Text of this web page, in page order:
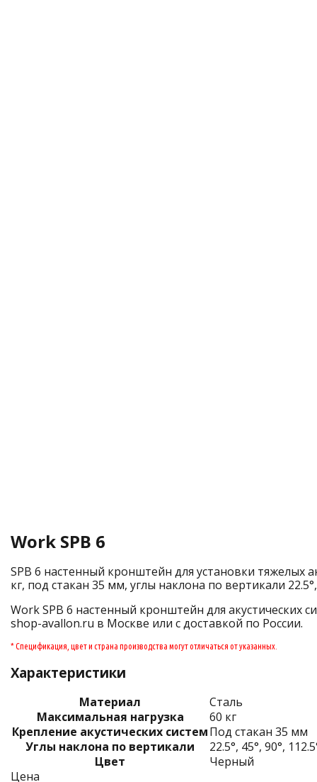
Work SPB 6
SPB 6 настенный кронштейн для установки тяжелых
кг, под стакан 35 мм, углы наклона по вертикали
Work SPB 6 настенный кронштейн для акустических
shop-avallon.ru в Москве или с доставкой по России.
* Спецификация, цвет и страна производства могут отличаться от указанных.
Характеристики
Материал
Сталь
Максимальная нагрузка
60 кг
Крепление акустических системПод стакан 35 мм
Углы наклона по вертикали
22.5°, 45°, 90°,
Цвет
Черный
Цена